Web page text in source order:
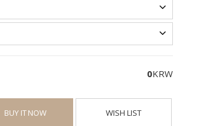
0KRW
BUY IT NOW WISH LIST